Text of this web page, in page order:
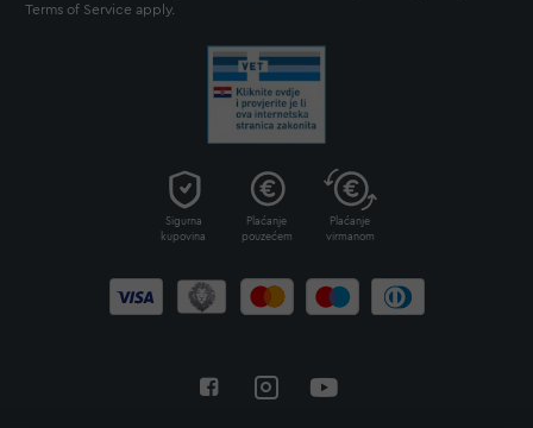
Terms of Service apply.
Sigurna
kupovina
Plaćanje
pouzećem
Plaćanje
virmanom